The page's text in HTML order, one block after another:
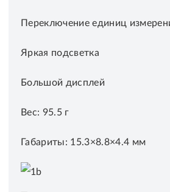
Переключение единиц
Яркая подсветка
Большой дисплей
Вес: 95.5 г
Габариты: 15.3×8.8×4.4 мм